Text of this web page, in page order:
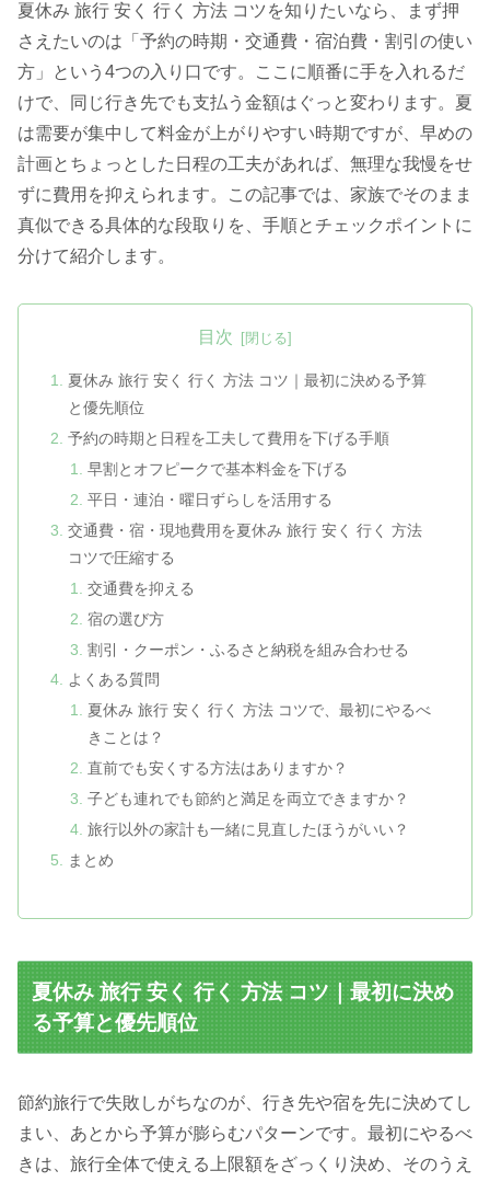
夏休み 旅行 安く 行く 方法 コツを知りたいなら、まず押
さえたいのは「予約の時期・交通費・宿泊費・割引の使い
方」という4つの入り口です。ここに順番に手を入れるだ
けで、同じ行き先でも支払う金額はぐっと変わります。夏
は需要が集中して料金が上がりやすい時期ですが、早めの
計画とちょっとした日程の工夫があれば、無理な我慢をせ
ずに費用を抑えられます。この記事では、家族でそのまま
真似できる具体的な段取りを、手順とチェックポイントに
分けて紹介します。
目次
夏休み 旅行 安く 行く 方法 コツ｜最初に決める予算
と優先順位
予約の時期と日程を工夫して費用を下げる手順
早割とオフピークで基本料金を下げる
平日・連泊・曜日ずらしを活用する
交通費・宿・現地費用を夏休み 旅行 安く 行く 方法
コツで圧縮する
交通費を抑える
宿の選び方
割引・クーポン・ふるさと納税を組み合わせる
よくある質問
夏休み 旅行 安く 行く 方法 コツで、最初にやるべ
きことは？
直前でも安くする方法はありますか？
子ども連れでも節約と満足を両立できますか？
旅行以外の家計も一緒に見直したほうがいい？
まとめ
夏休み 旅行 安く 行く 方法 コツ｜最初に決め
る予算と優先順位
節約旅行で失敗しがちなのが、行き先や宿を先に決めてし
まい、あとから予算が膨らむパターンです。最初にやるべ
きは、旅行全体で使える上限額をざっくり決め、そのうえ